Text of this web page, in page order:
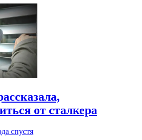
от сталкера
спустя